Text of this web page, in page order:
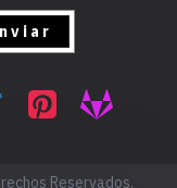
Reservados.